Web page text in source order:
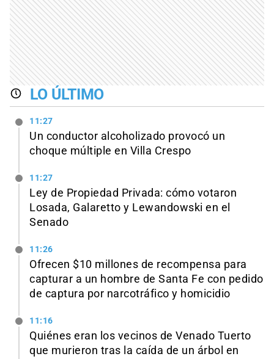
LO ÚLTIMO
11:27
Un conductor alcoholizado provocó un
choque múltiple en Villa Crespo
11:27
Ley de Propiedad Privada: cómo votaron
Losada, Galaretto y Lewandowski en el
Senado
11:26
Ofrecen $10 millones de recompensa para
capturar a un hombre de Santa Fe con pedido
de captura por narcotráfico y homicidio
11:16
Quiénes eran los vecinos de Venado Tuerto
que murieron tras la caída de un árbol en